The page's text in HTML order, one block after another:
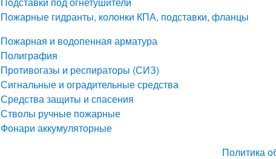
Пожарные гидранты, колонки КПА, подставки, фланцы
Пожарная и водопенная арматура
Полиграфия
Противогазы и респираторы (СИЗ)
Сигнальные и оградительные средства
Средства защиты и спасения
Стволы ручные пожарные
Фонари аккумуляторные
Политика